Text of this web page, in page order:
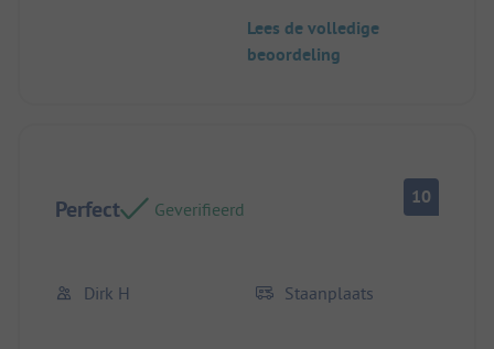
Zeer schone sanitaire voorzieningen.
Lees de volledige
beoordeling
Perfect Geverifieerd
10
Dirk H Staanplaats